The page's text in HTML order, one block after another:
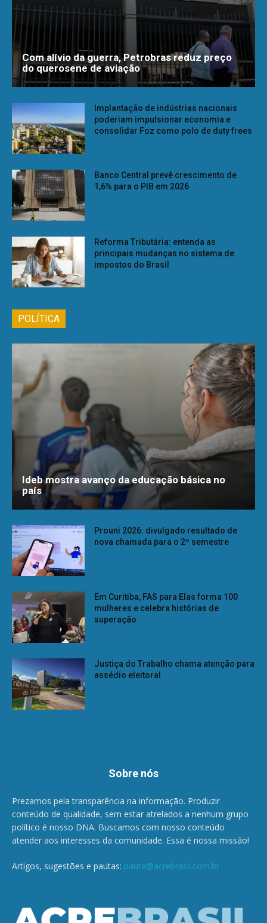
Com alívio da guerra, Petrobras reduz preço
do querosene de aviação
Implantação de indústrias nacionais
poderiam impulsionar economia e
consolidar Foz como polo de duty frees
Banco Central prevê crescimento de
1,6% para o PIB em 2026
Reforma Tributária: entenda as
principais mudanças no sistema de
impostos do Brasil
POLÍTICA
Ideb mostra avanço da educação básica no
país
Prouni 2026: divulgado resultado de
nova chamada para o 2º semestre
Em Curitiba, FAS para Elas forma 100
mulheres e celebra histórias de
superação
Justiça do Trabalho chama atenção para
assédio eleitoral
Sobre nós
Prezamos pela transparência na informação. Produzir
conteúdo de qualidade, sem estar atrelados a nenhum grupo
político é nosso DNA. Buscamos com nosso conteúdo
atender aos interesses da comunidade. Essa é nossa missão!
Artigos, sugestões e pautas: pauta@acrebrasil.com.br